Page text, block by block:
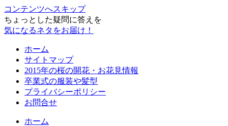
コンテンツへスキップ
ちょっとした疑問に答えを
気になるネタをお届け！
ホーム
サイトマップ
2015年の桜の開花・お花見情報
卒業式の服装や髪型
プライバシーポリシー
お問合せ
ホーム